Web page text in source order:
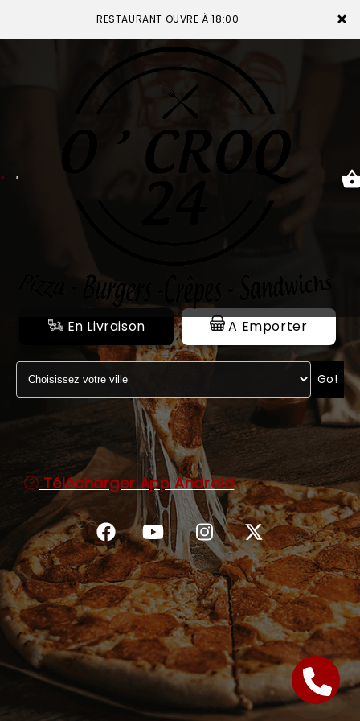
×
RESTAURANT OUVRE À 18:00
NOTRE RESTAURANT
VOS AVIS
MENTIONS LÉGALES
C.G.V
En Livraison A Emporter
Go!
Télécharger App Android